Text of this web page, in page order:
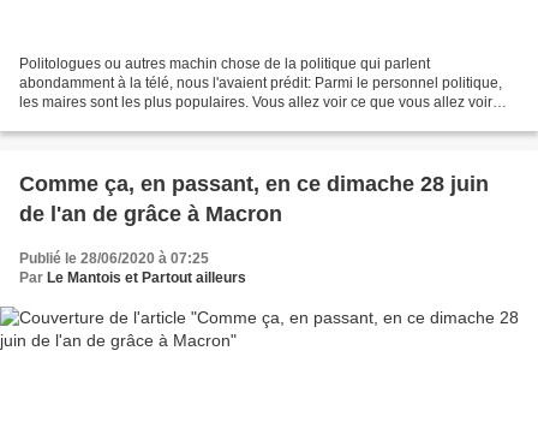
Politologues ou autres machin chose de la politique qui parlent
abondamment à la télé, nous l'avaient prédit: Parmi le personnel politique,
les maires sont les plus populaires. Vous allez voir ce que vous allez voir
Comme ça, en passant, en ce dimache 28 juin
de l'an de grâce à Macron
Publié le 28/06/2020 à 07:25
Par Le Mantois et Partout ailleurs